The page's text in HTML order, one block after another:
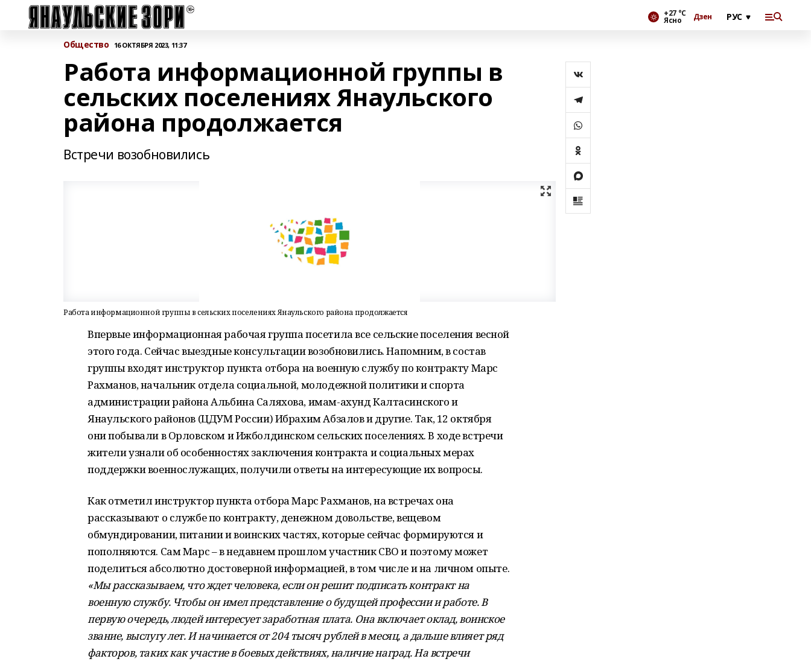
+27 °С
Ясно Дзен
Общество 16 ОКТЯБРЯ 2023, 11:37
Работа информационной группы в
сельских поселениях Янаульского
района продолжается
Встречи возобновились
Работа информационной группы в сельских поселениях Янаульского района продолжается
Впервые информационная рабочая группа посетила все сельские поселения весной
этого года. Сейчас выездные консультации возобновились. Напомним, в состав
группы входят инструктор пункта отбора на военную службу по контракту Марс
Рахманов, начальник отдела социальной, молодежной политики и спорта
администрации района Альбина Саляхова, имам-ахунд Калтасинского и
Янаульского районов (ЦДУМ России) Ибрахим Абзалов и другие. Так, 12 октября
они побывали в Орловском и Ижболдинском сельских поселениях. В ходе встречи
жители узнали об особенностях заключения контракта и социальных мерах
поддержки военнослужащих, получили ответы на интересующие их вопросы.
Как отметил инструктор пункта отбора Марс Рахманов, на встречах она
рассказывают о службе по контракту, денежном довольстве, вещевом
обмундировании, питании и воинских частях, которые сейчас формируются и
пополняются. Сам Марс – в недавнем прошлом участник СВО и поэтому может
поделиться абсолютно достоверной информацией, в том числе и на личном опыте.
«Мы рассказываем, что ждет человека, если он решит подписать контракт на
военную службу. Чтобы он имел представление о будущей профессии и работе. В
первую очередь, людей интересует заработная плата. Она включает оклад, воинское
звание, выслугу лет. И начинается от 204 тысяч рублей в месяц, а дальше влияет ряд
факторов, таких как участие в боевых действиях, наличие наград. На встречи